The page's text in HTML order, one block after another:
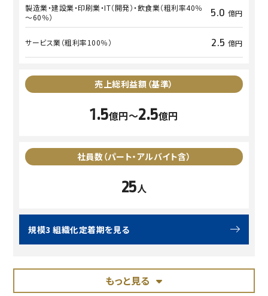
製造業・建設業・印刷業・IT（開発）・飲食業（粗利率40％
～60％）
5.0 億円
サービス業（粗利率100％） 2.5 億円
売上総利益額 （基準）
1.5億円〜2.5億円
社員数（パート・アルバイト含）
25人
規模3 組織化定着期を見る
もっと見る